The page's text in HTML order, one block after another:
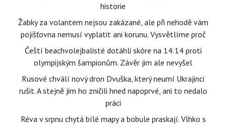
historie
Žabky za volantem nejsou zakázané, ale při nehodě vám
pojišťovna nemusí vyplatit ani korunu. Vysvětlíme proč
Čeští beachvolejbalisté dotáhli skóre na 14:14 proti
olympijským šampionům. Závěr jim ale nevyšel
Rusové chválí nový dron Dvuška, který neumí Ukrajinci
rušit. A stejně jim ho zničili hned napoprvé, ani to nedalo
práci
Réva v srpnu chytá bílé mapy a bobule praskají. Vlhko s